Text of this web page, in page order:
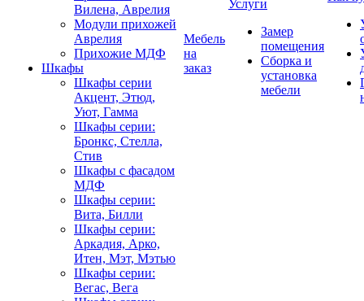
Вилена, Аврелия
Модули прихожей
Аврелия
Прихожие МДФ
Шкафы
Шкафы серии
Акцент, Этюд,
Уют, Гамма
Шкафы серии:
Бронкс, Стелла,
Стив
Шкафы с фасадом
МДФ
Шкафы серии:
Вита, Билли
Шкафы серии:
Аркадия, Арко,
Итен, Мэт, Мэтью
Шкафы серии:
Вегас, Вега
Мебель
на
заказ
Услуги
Замер
помещения
Сборка и
установка
мебели